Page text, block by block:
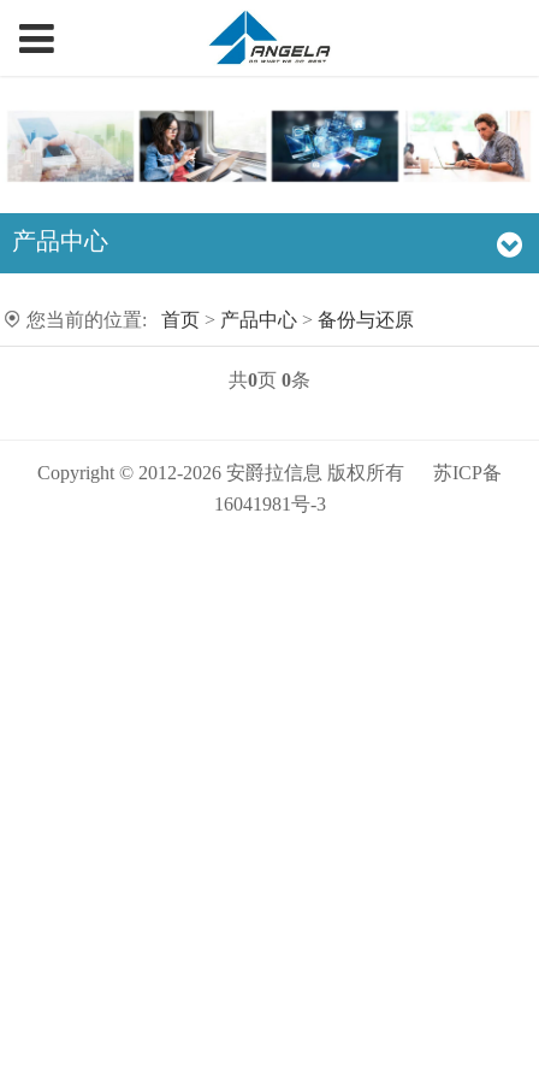
产品中心
您当前的位置: 首页 > 产品中心 > 备份与还原
共0页 0条
Copyright © 2012-2026 安爵拉信息 版权所有 苏ICP备
16041981号-3